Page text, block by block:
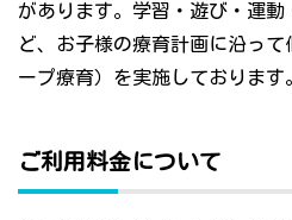
があります。学習・遊び・運
ど、お子様の療育計画に沿っ
ープ療育）を実施しております
ご利用料金について